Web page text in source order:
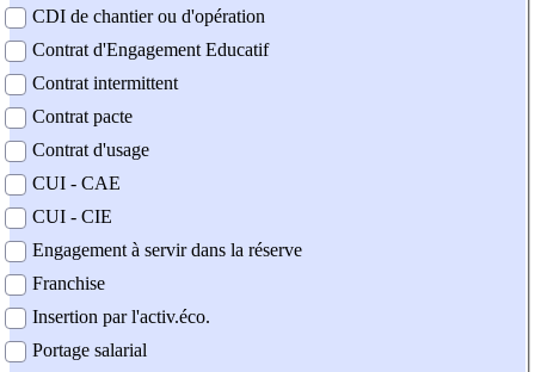
CDI de chantier ou d'opération
Contrat d'Engagement Educatif
Contrat intermittent
Contrat pacte
Contrat d'usage
CUI - CAE
CUI - CIE
Engagement à servir dans la réserve
Franchise
Insertion par l'activ.éco.
Portage salarial